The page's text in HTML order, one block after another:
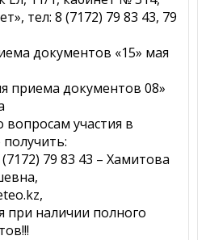
тел: 8 (7172) 79 83 43, 79
документов «15» мая
приема документов 08»
участия в
79 83 43 – Хамитова
при наличии полного